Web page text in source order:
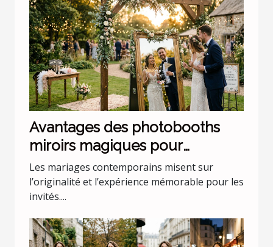
Avantages des photobooths
miroirs magiques pour
mariages uniques
Les mariages contemporains misent sur
l’originalité et l’expérience mémorable pour les
invités....